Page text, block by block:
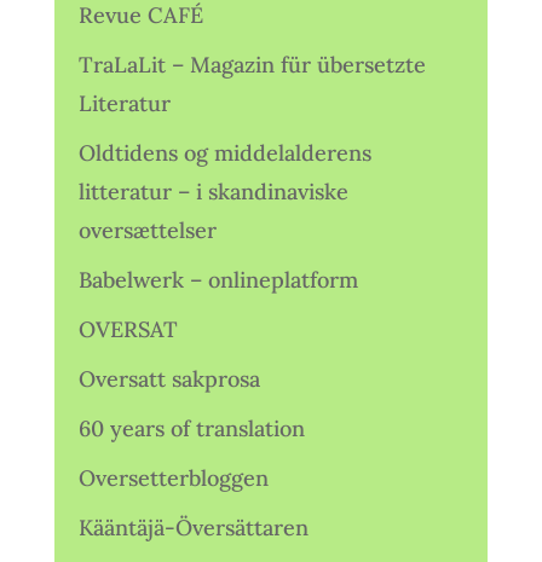
Revue CAFÉ
TraLaLit – Magazin für übersetzte
Literatur
Oldtidens og middelalderens
litteratur – i skandinaviske
oversættelser
Babelwerk – onlineplatform
OVERSAT
Oversatt sakprosa
60 years of translation
Oversetterbloggen
Kääntäjä-Översättaren